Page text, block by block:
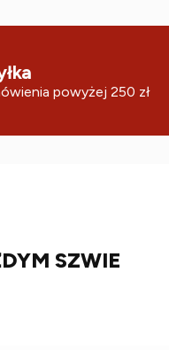
powyżej 250 zł
SZWIE